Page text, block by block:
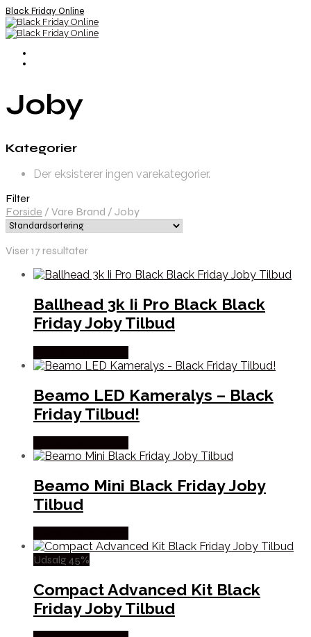
Black Friday Online
Joby
Kategorier
Der eksisterer ingen varekategorier.
Filter
Forside / Vare Brand / Joby
Viser 17 resultater
Ballhead 3k Ii Pro Black Black
Friday Joby Tilbud
Beamo LED Kameralys – Black
Friday Tilbud!
Beamo Mini Black Friday Joby
Tilbud
Udsalg 45%
Compact Advanced Kit Black
Friday Joby Tilbud